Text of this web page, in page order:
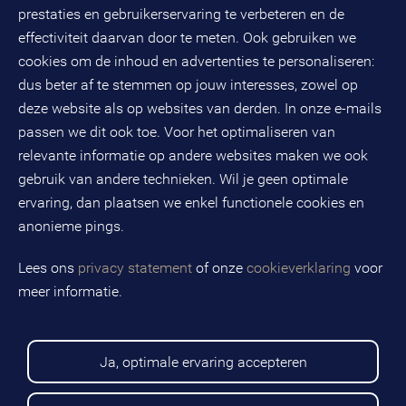
prestaties en gebruikerservaring te verbeteren en de
effectiviteit daarvan door te meten. Ook gebruiken we
cookies om de inhoud en advertenties te personaliseren:
dus beter af te stemmen op jouw interesses, zowel op
deze website als op websites van derden. In onze e-mails
passen we dit ook toe. Voor het optimaliseren van
relevante informatie op andere websites maken we ook
gebruik van andere technieken. Wil je geen optimale
ervaring, dan plaatsen we enkel functionele cookies en
anonieme pings.
Lees ons privacy statement of onze cookieverklaring voor
meer informatie.
Ja, optimale ervaring accepteren
3821 ALAmersfoort
Postbus 490
3800 AL Amersfoort
KvK-nummer: 32078667
BTW-nummer: NL808663598B01
Volg ons op social media
BMC is een geregistreerd handelsmerk van BMC groep B.V.
Copyright © 2026 BMC
Disclaimer Sitemap